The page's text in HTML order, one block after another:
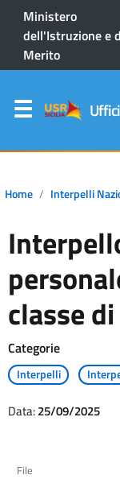
Ministero
dell'Istruzione e
Merito
Home Interpelli
classe
Categorie
Interpelli
Data:25/09/2025
File